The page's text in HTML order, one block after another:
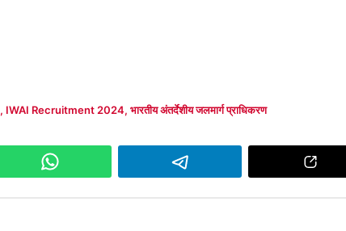
, IWAI Recruitment 2024, भारतीय अंतर्देशीय जलमार्ग प्राधिकरण